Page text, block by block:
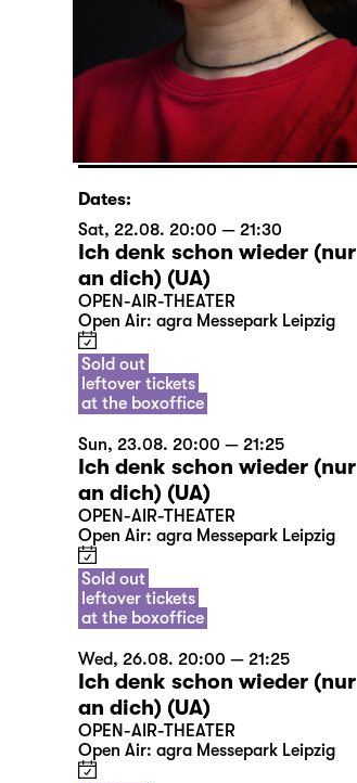
Dates:
Sat, 22.08. 20:00 — 21:30
Ich denk schon wieder (nur
an dich) (UA)
OPEN-AIR-THEATER
Open Air: agra Messepark Leipzig
Sold out
leftover tickets
at the boxoffice
Sun, 23.08. 20:00 — 21:25
Ich denk schon wieder (nur
an dich) (UA)
OPEN-AIR-THEATER
Open Air: agra Messepark Leipzig
Sold out
leftover tickets
at the boxoffice
Wed, 26.08. 20:00 — 21:25
Ich denk schon wieder (nur
an dich) (UA)
OPEN-AIR-THEATER
Open Air: agra Messepark Leipzig